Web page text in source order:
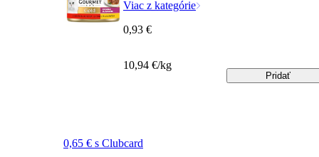
Viac z kategórie
0,65 € s Clubcard
0,93 €
10,94 €/kg
Pridať